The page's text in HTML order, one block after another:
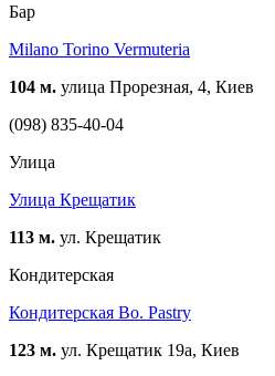
Бар
Milano Torino Vermuteria
104 м. улица Прорезная, 4, Киев
(098) 835-40-04
Улица
Улица Крещатик
113 м. ул. Крещатик
Кондитерская
Кондитерская Bo. Pastry
123 м. ул. Крещатик 19а, Киев